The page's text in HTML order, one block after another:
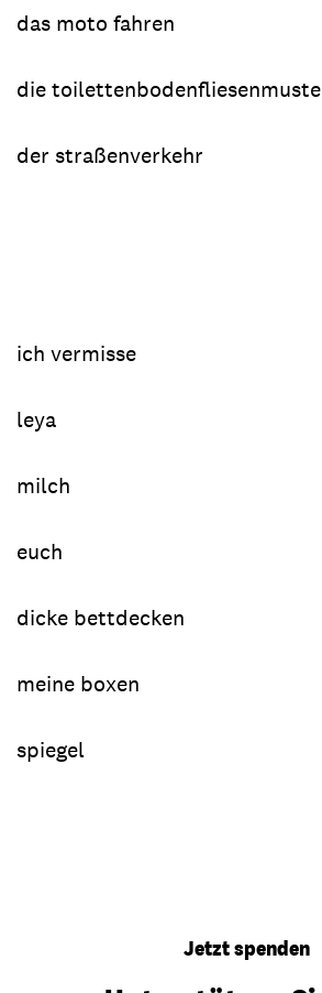
das moto fahren
die
der straßenverkehr
ich vermisse
leya
milch
euch
dicke bettdecken
meine boxen
spiegel
Jetzt spenden